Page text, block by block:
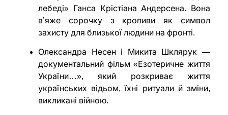
лебеді» Ганса Крістіана Андерсена. Вона
в’яже сорочку з кропиви як символ
захисту для близької людини на фронті.
Олександра Несен і Микита Шклярук —
документальний фільм «Езотеричне життя
України…», який розкриває життя
українських відьом, їхні ритуали й зміни,
викликані війною.